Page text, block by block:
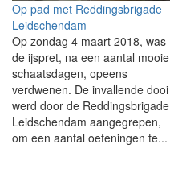
Op pad met Reddingsbrigade
Leidschendam
Op zondag 4 maart 2018, was
de ijspret, na een aantal mooie
schaatsdagen, opeens
verdwenen. De invallende dooi
werd door de Reddingsbrigade
Leidschendam aangegrepen,
om een aantal oefeningen te...